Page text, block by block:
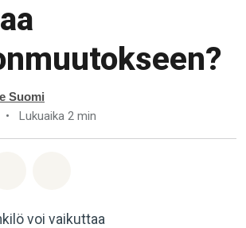
Suomi
• Lukuaika 2 min
voi vaikuttaa